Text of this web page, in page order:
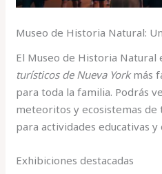
Museo de Historia Natural:
El Museo de Historia Natural
turísticos de Nueva Yorkmás
para toda la familia. Podrás
meteoritos y ecosistemas de
para actividades educativas y
Exhibiciones destacadas